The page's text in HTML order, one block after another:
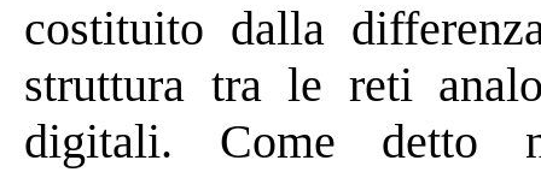
costituito dalla
struttura tra le reti
digitali. Come detto